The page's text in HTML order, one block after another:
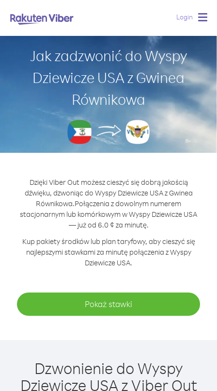
Login
Jak zadzwonić do Wyspy
Dziewicze USA z Gwinea
Równikowa
Dzięki Viber Out możesz cieszyć się dobrą jakością
dźwięku, dzwoniąc do Wyspy Dziewicze USA z Gwinea
Równikowa.Połączenia z dowolnym numerem
stacjonarnym lub komórkowym w Wyspy Dziewicze USA
— już od 6.0 ¢ za minutę.
Kup pakiety środków lub plan taryfowy, aby cieszyć się
najlepszymi stawkami za minutę połączenia z Wyspy
Dziewicze USA.
Pokaż stawki
Dzwonienie do Wyspy
Dziewicze USA z Viber Out